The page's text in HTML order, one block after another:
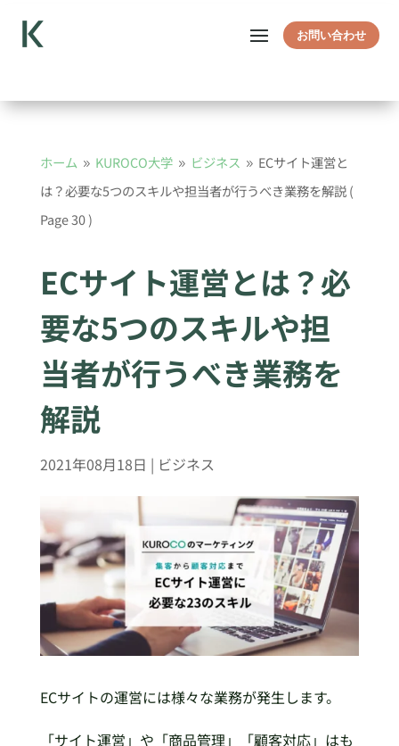
お問い合わせ
ホーム 9 KUROCO大学 9 ビジネス 9 ECサイト運営と
は？必要な5つのスキルや担当者が行うべき業務を解説(
Page 30 )
ECサイト運営とは？必
要な5つのスキルや担
当者が行うべき業務を
解説
2021年08月18日 | ビジネス
ECサイトの運営には様々な業務が発生します。
「サイト運営」や「商品管理」「顧客対応」はも